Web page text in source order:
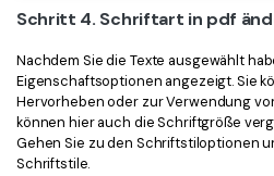
Schritt 4. Schriftart in pdf
Nachdem Sie die Texte ausgewählt
Eigenschaftsoptionen angezeigt. Sie
Hervorheben oder zur Verwendung
können hier auch die Schriftgröße
Gehen Sie zu den Schriftstiloptionen
Schriftstile.